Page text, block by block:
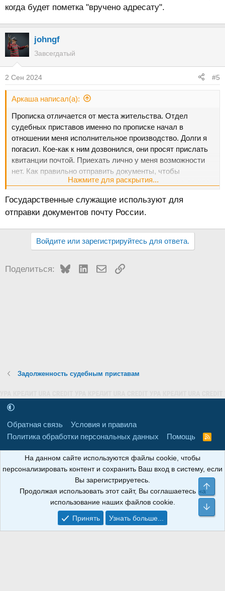
когда будет пометка "вручено адресату".
johngf
Завсегдатый
2 Сен 2024 #5
Аркаша написал(а):
Прописка отличается от места жительства. Отдел
судебных приставов именно по прописке начал в
отношении меня исполнительное производство. Долги я
погасил. Кое-как к ним дозвонился, они просят прислать
квитанции почтой. Приехать лично у меня возможности
нет. Как правильно отправить документы, чтобы
приставы не заявили потом, что письмо до них не дошло.
канцелярии ССП документы частенько теряет.
Нажмите для раскрытия...
Государственные служащие используют для
отправки документов почту России.
Войдите или зарегистрируйтесь для ответа.
Поделиться: BlueskyLinkedInЭлектронная почта
Ссылка
Задолженность судебным приставам
Обратная связь
Условия и правила
Политика обработки персональных данных
Помощь
R
Свидетельство о регистрации товарного знака № 665857 от
06.08.2018 г. Сайт не является СМИ. Сделано вРунетЛаб – Сайты и
АНОИНФО; ОГРН: 1247700801700; ИНН/КПП:
9709119500/320001001; Юридический адрес: 241030, Брянская
область, г. Брянск, ул. Мира, д. 96, ком. 124
На данном сайте используются файлы cookie, чтобы
персонализировать контент и сохранить Ваш вход в систему, если
Вы зарегистрируетесь.
Продолжая использовать этот сайт, Вы соглашаетесь на
использование наших файлов cookie.
Принять
Узнать больше...